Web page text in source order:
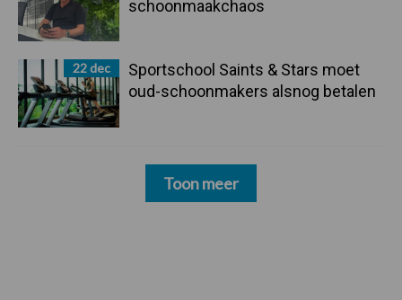
schoonmaakchaos
22 dec
Sportschool Saints & Stars moet
oud-schoonmakers alsnog betalen
Toon meer